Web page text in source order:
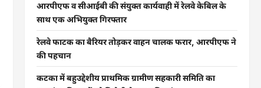
आरपीएफ व सीआईबी की संयुक्त कार्यवाही में रेलवे केबिल के
साथ एक अभियुक्त गिरफ्तार
रेलवे फाटक का बैरियर तोड़कर वाहन चालक फरार, आरपीएफ ने
की पहचान
कटका में बहुउद्देशीय प्राथमिक ग्रामीण सहकारी समिति का